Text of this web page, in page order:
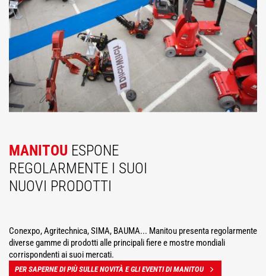
MANITOU ESPONE
REGOLARMENTE I SUOI
NUOVI PRODOTTI
Conexpo, Agritechnica, SIMA, BAUMA... Manitou presenta regolarmente
diverse gamme di prodotti alle principali fiere e mostre mondiali
corrispondenti ai suoi mercati.
PER SAPERNE DI PIÙ SULLE NOVITÀ E GLI EVENTI DI MANITOU